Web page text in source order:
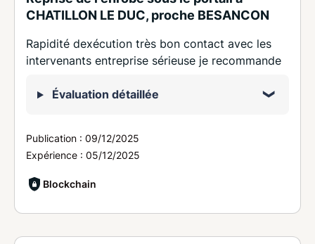
CHATILLON LE DUC, proche BESANCON
Rapidité dexécution très bon contact avec les
intervenants entreprise sérieuse je recommande
Évaluation détaillée
Publication : 09/12/2025
Expérience : 05/12/2025
Blockchain